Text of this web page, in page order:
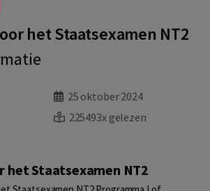
het Staatsexamen NT2
25 oktober 2024
225493x gelezen
het Staatsexamen NT2